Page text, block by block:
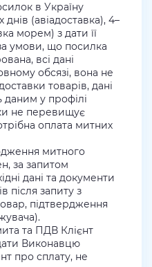
в Україну
(авіадоставка), 4–
морем) з дати її
умови, що посилка
всі дані
обсязі, вона не
товарів, дані
даним у профілі
не перевищує
оплата митних
митного
за запитом
дані та документи
після запиту з
підтвердження
та ПДВ Клієнт
Виконавцю
про сплату, не